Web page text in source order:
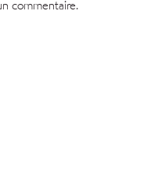
commentaire.